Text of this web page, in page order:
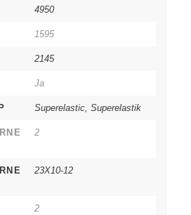
4950
1595
2145
Ja
Superelastic, Superelastik
2
23X10-12
2